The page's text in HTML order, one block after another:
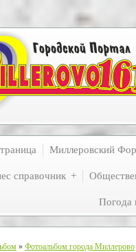
Миллеровский
справочник
Погода
» Фотоальбом города Миллерово